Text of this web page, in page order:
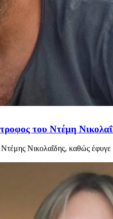
του Ντέμη
Νικολαΐδης, καθώς